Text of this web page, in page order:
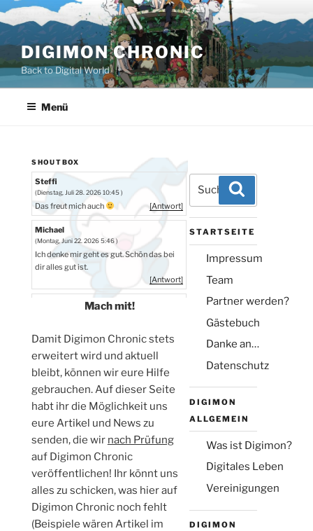
Zum
Inhalt
springen
DIGIMON CHRONIC
Back to Digital World
Menü
SHOUTBOX
Steffi
(Dienstag, Juli 28. 2026 10:45 )
Das freut mich auch [Antwort]
Michael
(Montag, Juni 22. 2026 5:46 )
Ich denke mir geht es gut. Schön das bei
dir alles gut ist.
[Antwort]
ist alles gut.
[Antwort]
Michael
(Sonntag, Okt. 19. 2025 18:00 )
Für Steffi - Danke für das Angebot, ich
hoffe bei dir gibt es nicht so ein Mist wie
bei mir.
[Antwort]
Steffi
(Montag, Okt. 13. 2025 21:48 )
Für Michael - alles klar, dann schreiben wir
einfach hier ab und zu
[Antwort]
Mach mit!
Damit Digimon Chronic stets
erweitert wird und aktuell
bleibt, können wir eure Hilfe
gebrauchen. Auf dieser Seite
habt ihr die Möglichkeit uns
eure Artikel und News zu
senden, die wir nach Prüfung
auf Digimon Chronic
veröffentlichen! Ihr könnt uns
alles zu schicken, was hier auf
Digimon Chronic noch fehlt
(Beispiele wären Artikel im
Suchen
nach:
STARTSEITE
Impressum
Team
Partner werden?
Gästebuch
Danke an…
Datenschutz
DIGIMON
ALLGEMEIN
Was ist Digimon?
Digitales Leben
Vereinigungen
DIGIMON